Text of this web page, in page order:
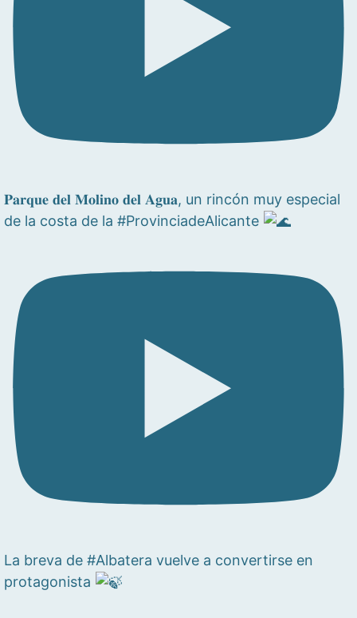
𝐏𝐚𝐫𝐪𝐮𝐞 𝐝𝐞𝐥 𝐌𝐨𝐥𝐢𝐧𝐨 𝐝𝐞𝐥 𝐀𝐠𝐮𝐚, un rincón muy especial
de la costa de la #ProvinciadeAlicante
La breva de #Albatera vuelve a convertirse en
protagonista